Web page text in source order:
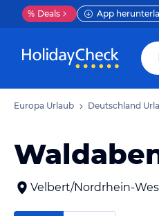
% Deals App
Europa Urlaub Deutschland
Velbert/Nordrhein-